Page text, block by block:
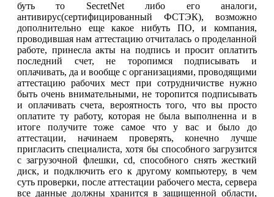
буть то SecretNet либо его аналоги,
антивирус(сертифицированный ФСТЭК), возможно
дополнительно еще какое нибуть ПО, и компания,
проводившая нам аттестацию отчиталась о проделанной
работе, принесла акты на подпись и просит оплатить
последний счет, не торопимся подписывать и
оплачивать, да и вообще с организациями, проводящими
аттестацию рабочих мест при сотрудничистве нужно
быть очень внимательными, не торопится подписывать
и оплачивать счета, вероятность того, что вы просто
оплатите ту работу, которая не была выполненна и в
итоге получите тоже самое что у вас и было до
аттестации, начинаем проверять, конечно лучше
пригласить специалиста, хотя бы способного загрузится
с загрузочной флешки, cd, способного снять жесткий
диск, и подключить его к другому компьютеру, в чем
суть проверки, после аттестации рабочего места, сервера
все данные должны хранится в защищенной области,